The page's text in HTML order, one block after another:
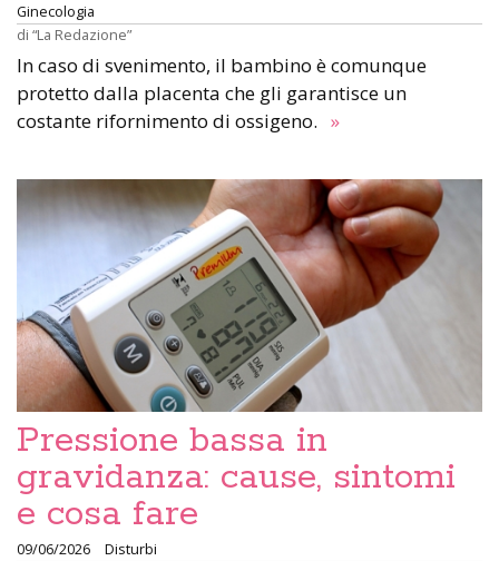
Ginecologia
di “La Redazione”
In caso di svenimento, il bambino è comunque
protetto dalla placenta che gli garantisce un
costante rifornimento di ossigeno. »
Pressione bassa in
gravidanza: cause, sintomi
e cosa fare
09/06/2026
Disturbi